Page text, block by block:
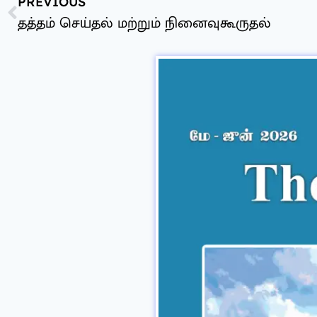
தத்தம் செய்தல் மற்றும் நினைவுகூருதல்